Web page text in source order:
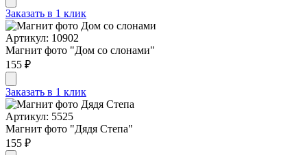
Заказать в 1 клик
Артикул: 10902
Магнит фото "Дом со слонами"
155 ₽
Заказать в 1 клик
Артикул: 5525
Магнит фото "Дядя Степа"
155 ₽